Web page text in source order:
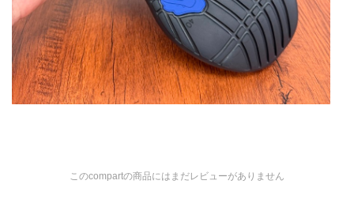
このcompartの商品にはまだレビューがありません